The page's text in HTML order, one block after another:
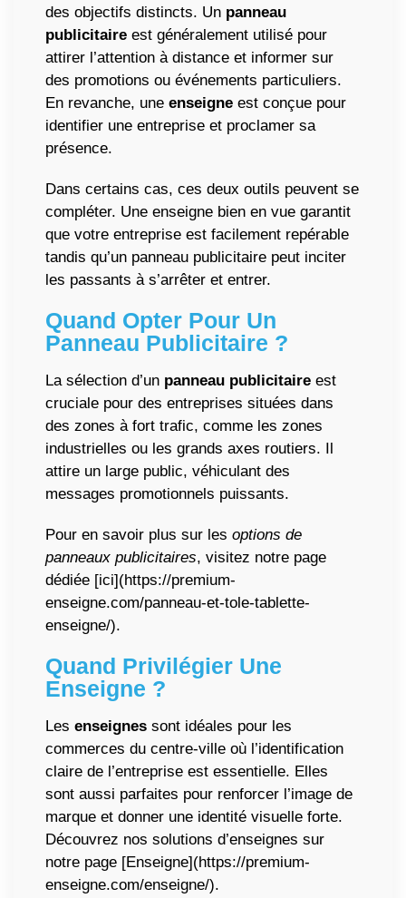
des objectifs distincts. Un panneau
publicitaire est généralement utilisé pour
attirer l’attention à distance et informer sur
des promotions ou événements particuliers.
En revanche, une enseigne est conçue pour
identifier une entreprise et proclamer sa
présence.
Dans certains cas, ces deux outils peuvent se
compléter. Une enseigne bien en vue garantit
que votre entreprise est facilement repérable
tandis qu’un panneau publicitaire peut inciter
les passants à s’arrêter et entrer.
Quand Opter Pour Un
Panneau Publicitaire ?
La sélection d’un panneau publicitaire est
cruciale pour des entreprises situées dans
des zones à fort trafic, comme les zones
industrielles ou les grands axes routiers. Il
attire un large public, véhiculant des
messages promotionnels puissants.
Pour en savoir plus sur les options de
panneaux publicitaires, visitez notre page
dédiée [ici](https://premium-
enseigne.com/panneau-et-tole-tablette-
enseigne/).
Quand Privilégier Une
Enseigne ?
Les enseignes sont idéales pour les
commerces du centre-ville où l’identification
claire de l’entreprise est essentielle. Elles
sont aussi parfaites pour renforcer l’image de
marque et donner une identité visuelle forte.
Découvrez nos solutions d’enseignes sur
notre page [Enseigne](https://premium-
enseigne.com/enseigne/).